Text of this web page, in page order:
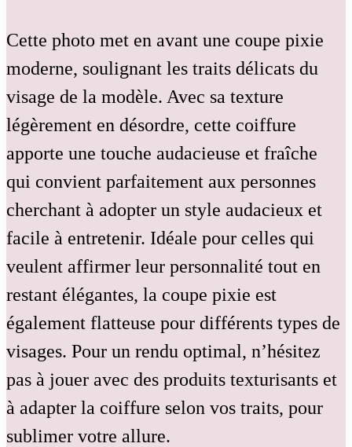
Cette photo met en avant une coupe pixie
moderne, soulignant les traits délicats du
visage de la modèle. Avec sa texture
légèrement en désordre, cette coiffure
apporte une touche audacieuse et fraîche
qui convient parfaitement aux personnes
cherchant à adopter un style audacieux et
facile à entretenir. Idéale pour celles qui
veulent affirmer leur personnalité tout en
restant élégantes, la coupe pixie est
également flatteuse pour différents types de
visages. Pour un rendu optimal, n’hésitez
pas à jouer avec des produits texturisants et
à adapter la coiffure selon vos traits, pour
sublimer votre allure.